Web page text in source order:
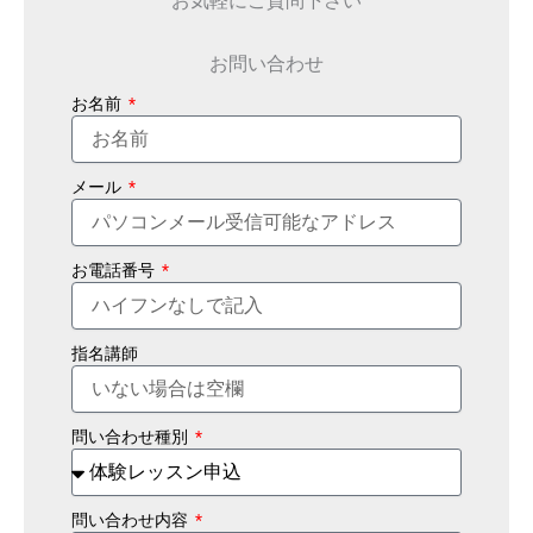
お問い合わせ
お名前
メール
お電話番号
指名講師
問い合わせ種別
問い合わせ内容